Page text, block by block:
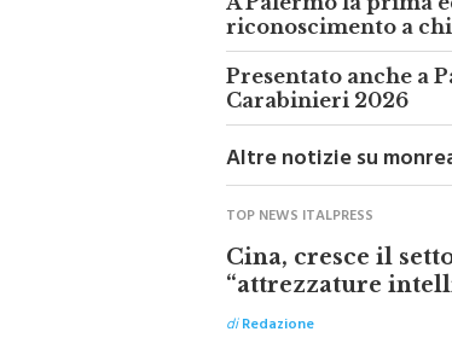
A Palermo la prima
riconoscimento a
Presentato anche a
Carabinieri 2026
Altre notizie su
TOP NEWS ITALPRESS
Cina, cresce il
“attrezzature
di Redazione